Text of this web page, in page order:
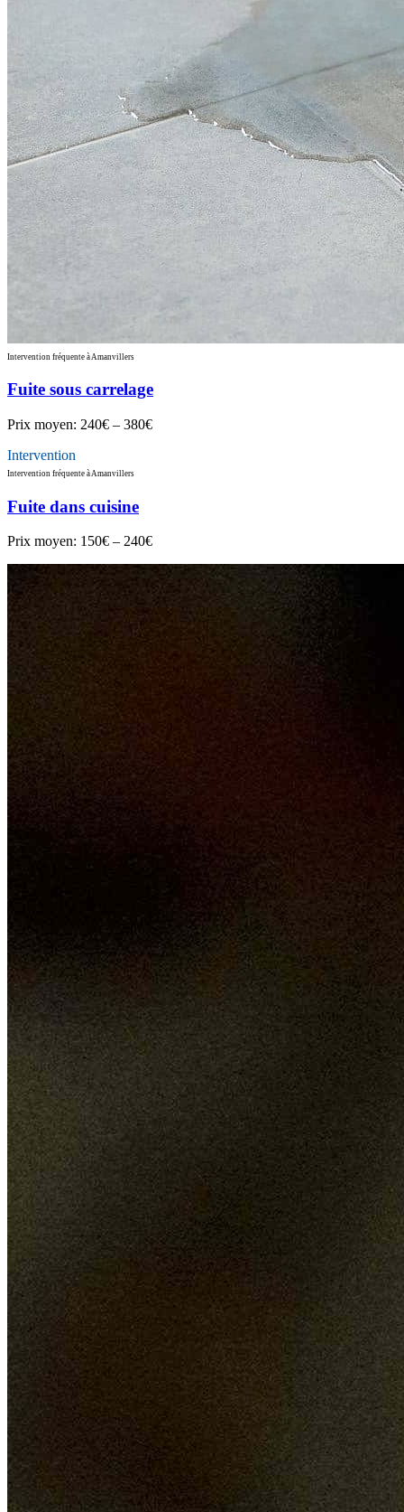
Intervention fréquente à Amanvillers
Fuite sous carrelage
Prix moyen: 240€ – 380€
Intervention
Intervention fréquente à Amanvillers
Fuite dans cuisine
Prix moyen: 150€ – 240€